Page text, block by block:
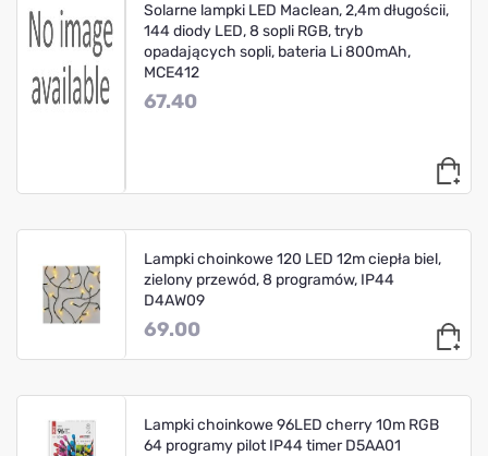
Solarne lampki LED Maclean, 2,4m długościi,
144 diody LED, 8 sopli RGB, tryb
opadających sopli, bateria Li 800mAh,
MCE412
67.40
Lampki choinkowe 120 LED 12m ciepła biel,
zielony przewód, 8 programów, IP44
D4AW09
69.00
Lampki choinkowe 96LED cherry 10m RGB
64 programy pilot IP44 timer D5AA01